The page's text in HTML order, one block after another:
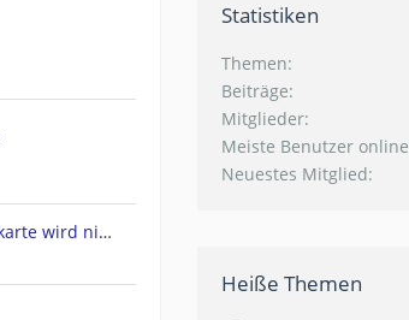
Drivesmart 61 - Europakarte wird nicht angezeigt
Statistiken
Themen
Beiträge
Mitglieder
Meiste Benutzer online
Neuestes Mitglied
Heiße Themen